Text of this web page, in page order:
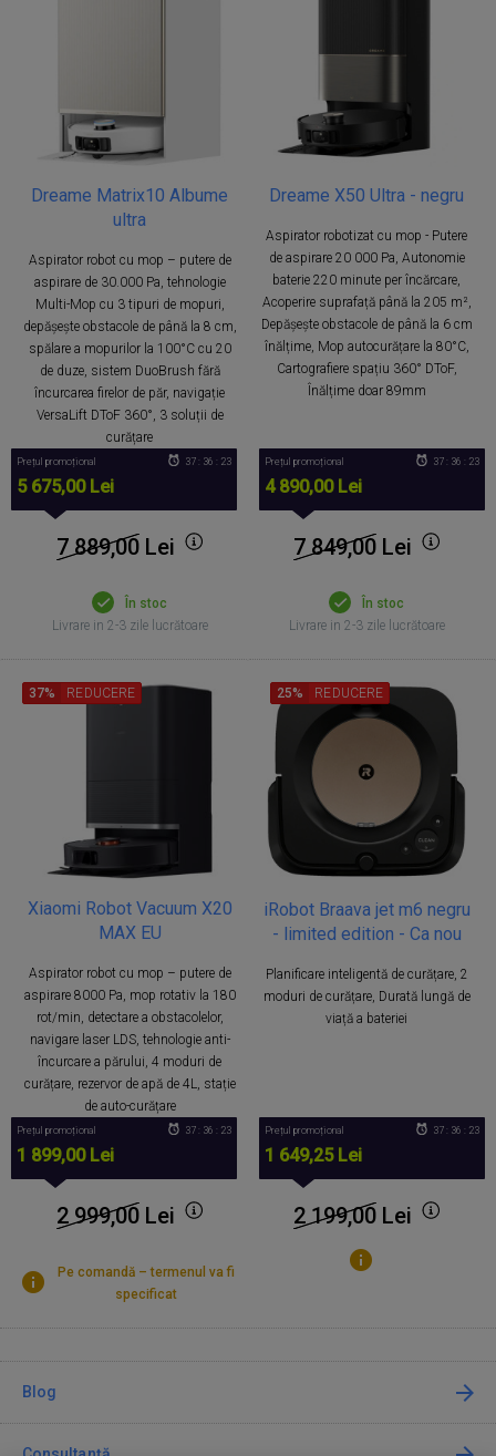
Dreame Matrix10 Albume
ultra
Aspirator robot cu mop – putere de
aspirare de 30.000 Pa, tehnologie
Multi-Mop cu 3 tipuri de mopuri,
depășește obstacole de până la 8 cm,
spălare a mopurilor la 100°C cu 20
de duze, sistem DuoBrush fără
încurcarea firelor de păr, navigație
VersaLift DToF 360°, 3 soluții de
curățare
Prețul promoțional
5 675,00 Lei
37 : 36 : 22
7 889,00Lei
În stoc
Livrare in 2-3 zile lucrătoare
Dreame X50 Ultra - negru
Aspirator robotizat cu mop - Putere
de aspirare 20 000 Pa, Autonomie
baterie 220 minute per încărcare,
Acoperire suprafață până la 205 m²,
Depășește obstacole de până la 6 cm
înălțime, Mop autocurățare la 80°C,
Cartografiere spațiu 360° DToF,
Înălțime doar 89mm
Prețul promoțional
4 890,00 Lei
37 : 36 : 22
7 849,00Lei
În stoc
Livrare in 2-3 zile lucrătoare
Xiaomi Robot Vacuum X20
MAX EU
Aspirator robot cu mop – putere de
aspirare 8000 Pa, mop rotativ la 180
rot/min, detectare a obstacolelor,
navigare laser LDS, tehnologie anti-
încurcare a părului, 4 moduri de
curățare, rezervor de apă de 4L, stație
de auto-curățare
37% REDUCERE
Prețul promoțional
1 899,00 Lei
37 : 36 : 22
2 999,00Lei
Pe comandă – termenul va fi
specificat
iRobot Braava jet m6 negru
- limited edition - Ca nou
Planificare inteligentă de curățare, 2
moduri de curățare, Durată lungă de
viață a bateriei
25% REDUCERE
Prețul promoțional
1 649,25 Lei
37 : 36 : 22
2 199,00Lei
Blog